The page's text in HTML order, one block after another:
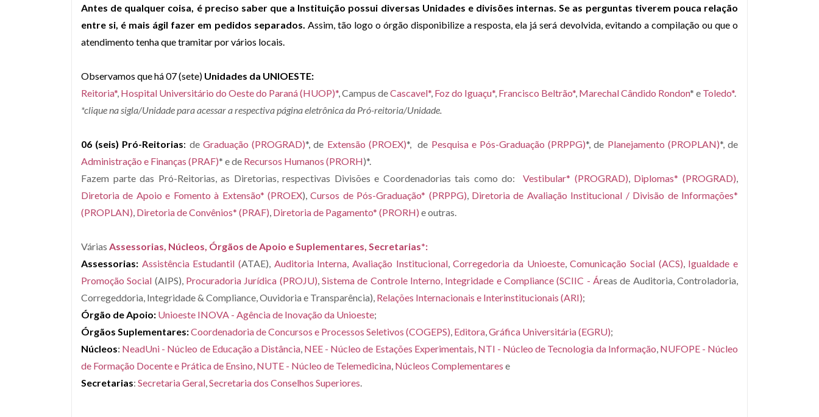
Antes de qualquer coisa, é preciso saber que a Instituição possui diversas Unidades e divisões internas. Se as perguntas tiverem pouca relação
entre si, é mais ágil fazer em pedidos separados. Assim, tão logo o órgão disponibilize a resposta, ela já será devolvida, evitando a compilação ou que o
atendimento tenha que tramitar por vários locais.
Observamos que há 07 (sete) Unidades da UNIOESTE:
Reitoria*, Hospital Universitário do Oeste do Paraná (HUOP)*, Campus deCascavel*, Foz do Iguaçu*, Francisco Beltrão*, Marechal Cândido Rondon* e Toledo*.
*clique na sigla/Unidade para acessar a respectiva página eletrônica da Pró-reitoria/Unidade.
06 (seis) Pró-Reitorias: de Graduação (PROGRAD)*, de Extensão (PROEX)*, de Pesquisa e Pós-Graduação (PRPPG)*, de Planejamento (PROPLAN)*, de
Administração e Finanças (PRAF)* e de Recursos Humanos (PRORH)*.
Fazem parte das Pró-Reitorias, as Diretorias, respectivas Divisões e Coordenadorias tais como do:Vestibular* (PROGRAD), Diplomas* (PROGRAD),
Diretoria de Apoio e Fomento à Extensão* (PROEX),Cursos de Pós-Graduação* (PRPPG), Diretoria de Avaliação Institucional / Divisão de Informações*
(PROPLAN), Diretoria de Convênios* (PRAF), Diretoria de Pagamento* (PRORH) e outras.
Várias Assessorias, Núcleos, Órgãos de Apoio e Suplementares, Secretarias*:
Assessorias: Assistência Estudantil (ATAE), Auditoria Interna,Avaliação Institucional,Corregedoria da Unioeste,Comunicação Social (ACS), Igualdade e
Promoção Social (AIPS), Procuradoria Jurídica (PROJU),Sistema de Controle Interno, Integridade e Compliance (SCIIC - Áreas de Auditoria, Controladoria,
Corregeddoria, Integridade & Compliance, Ouvidoria e Transparência), Relações Internacionais e Interinstitucionais (ARI);
Órgão de Apoio: Unioeste INOVA - Agência de Inovação da Unioeste;
Órgãos Suplementares:Coordenadoria de Concursos e Processos Seletivos (COGEPS), Editora,Gráfica Universitária (EGRU);
Núcleos: NeadUni - Núcleo de Educação a Distância, NEE - Núcleo de Estações Experimentais, NTI - Núcleo de Tecnologia da Informação, NUFOPE - Núcleo
de Formação Docente e Prática de Ensino, NUTE - Núcleo de Telemedicina, Núcleos Complementares e
Secretarias: Secretaria Geral,Secretaria dos Conselhos Superiores.